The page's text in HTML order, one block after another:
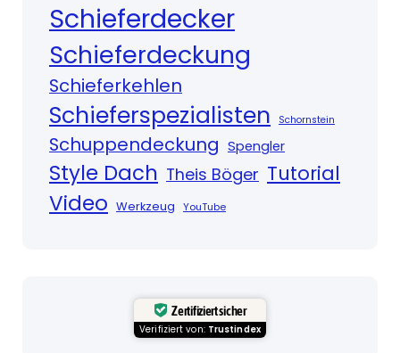
Schieferdecker
Schieferdeckung
Schieferkehlen
Schieferspezialisten Schornstein
Schuppendeckung Spengler
Style Dach Theis Böger Tutorial
Video Werkzeug YouTube
Zertifiziert sicher
Verifiziert von: Trustindex